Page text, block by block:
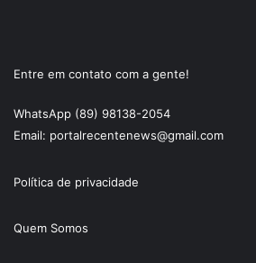
Entre em contato com a gente!
WhatsApp (89) 98138-2054
Email: portalrecentenews@gmail.com
Política de privacidade
Quem Somos